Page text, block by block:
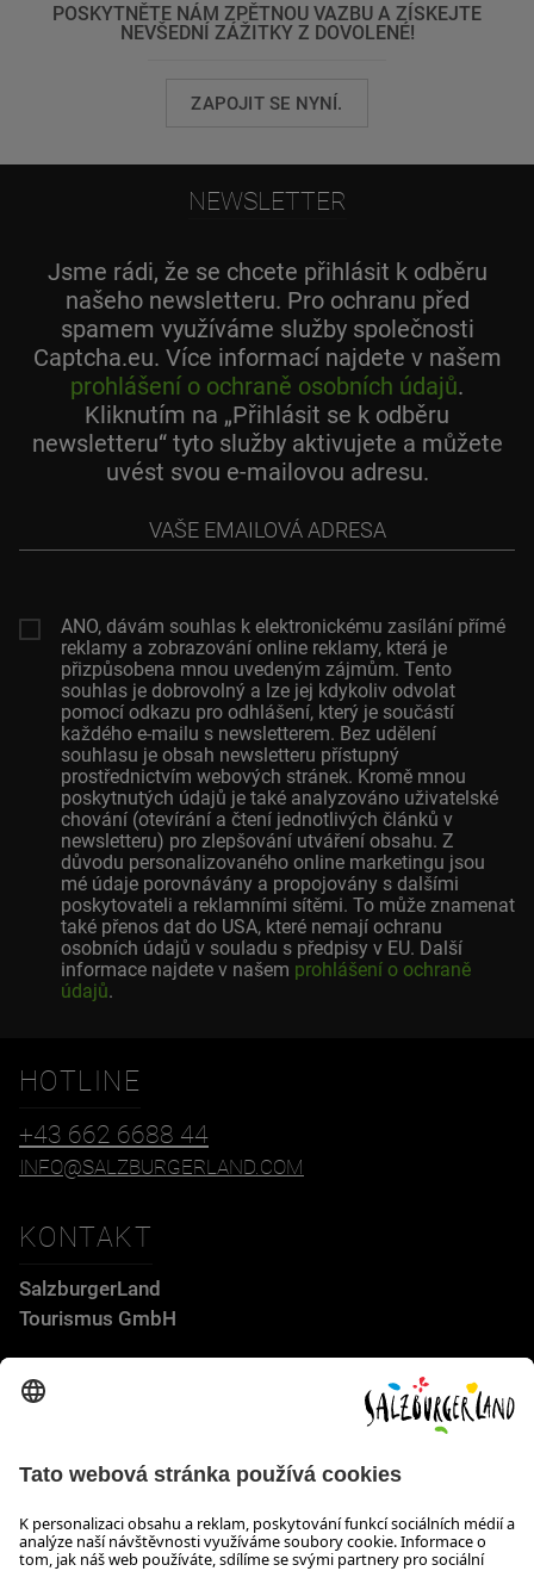
POSKYTNĚTE NÁM ZPĚTNOU VAZBU A ZÍSKEJTE
NEVŠEDNÍ ZÁŽITKY Z DOVOLENÉ!
ZAPOJIT SE NYNÍ.
NEWSLETTER
Jsme rádi, že se chcete přihlásit k odběru
našeho newsletteru. Pro ochranu před
spamem využíváme služby společnosti
Captcha.eu. Více informací najdete v našem
prohlášení o ochraně osobních údajů.
Kliknutím na „Přihlásit se k odběru
newsletteru“ tyto služby aktivujete a můžete
uvést svou e-mailovou adresu.
adresa
ANO, dávám souhlas k elektronickému zasílání přímé
reklamy a zobrazování online reklamy, která je
přizpůsobena mnou uvedeným zájmům. Tento
souhlas je dobrovolný a lze jej kdykoliv odvolat
pomocí odkazu pro odhlášení, který je součástí
každého e-mailu s newsletterem. Bez udělení
souhlasu je obsah newsletteru přístupný
prostřednictvím webových stránek. Kromě mnou
poskytnutých údajů je také analyzováno uživatelské
chování (otevírání a čtení jednotlivých článků v
newsletteru) pro zlepšování utváření obsahu. Z
důvodu personalizovaného online marketingu jsou
mé údaje porovnávány a propojovány s dalšími
poskytovateli a reklamními sítěmi. To může znamenat
také přenos dat do USA, které nemají ochranu
osobních údajů v souladu s předpisy v EU. Další
informace najdete v našem prohlášení o ochraně
údajů.
HOTLINE
+43 662 6688 44
INFO@SALZBURGERLAND.COM
KONTAKT
SalzburgerLand
Tourismus GmbH
Wiener Bundesstraße 23
5300 Hallwang
OTEVÍRACÍ DOBA